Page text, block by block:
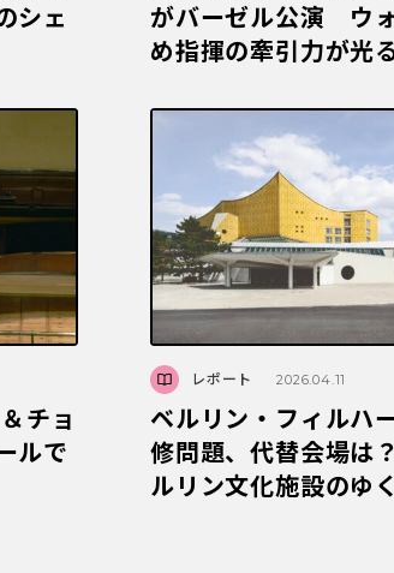
シェ
がバーゼル公演 ウ
め指揮の牽引力が光
チョ
ルで
レポート 2026.04.11
ベルリン・フィルハ
修問題、代替会場は
ルリン文化施設のゆ